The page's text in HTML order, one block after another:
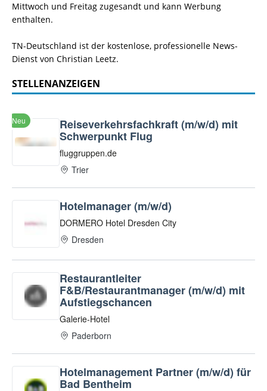
Mittwoch und Freitag zugesandt und kann Werbung
enthalten.
TN-Deutschland ist der kostenlose, professionelle News-
Dienst von Christian Leetz.
STELLENANZEIGEN